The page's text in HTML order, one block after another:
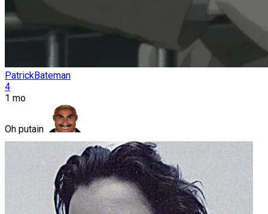
PatrickBateman
4
1 mo
Oh putain